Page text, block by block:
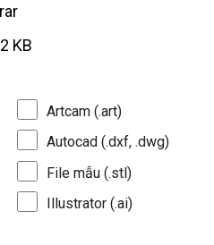
KB
Artcam (.art)
Autocad (.dxf, .dwg)
File mẫu (.stl)
Illustrator (.ai)